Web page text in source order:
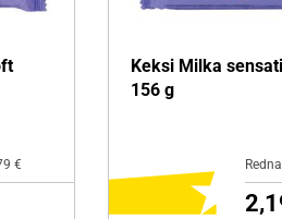
€
Keksi Milka
156 g